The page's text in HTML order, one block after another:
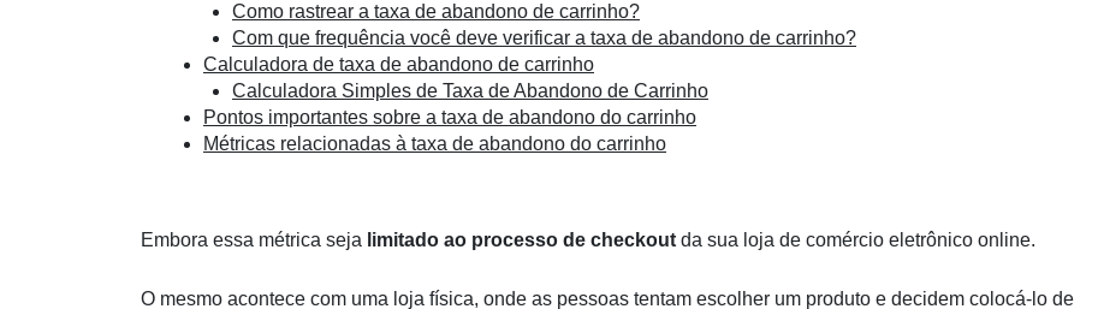
Como rastrear a taxa de abandono de carrinho?
Com que frequência você deve verificar a taxa de abandono de carrinho?
Calculadora de taxa de abandono de carrinho
Calculadora Simples de Taxa de Abandono de Carrinho
Pontos importantes sobre a taxa de abandono do carrinho
Métricas relacionadas à taxa de abandono do carrinho
Embora essa métrica seja limitado ao processo de checkout da sua loja de comércio eletrônico online.
O mesmo acontece com uma loja física, onde as pessoas tentam escolher um produto e decidem colocá-lo de